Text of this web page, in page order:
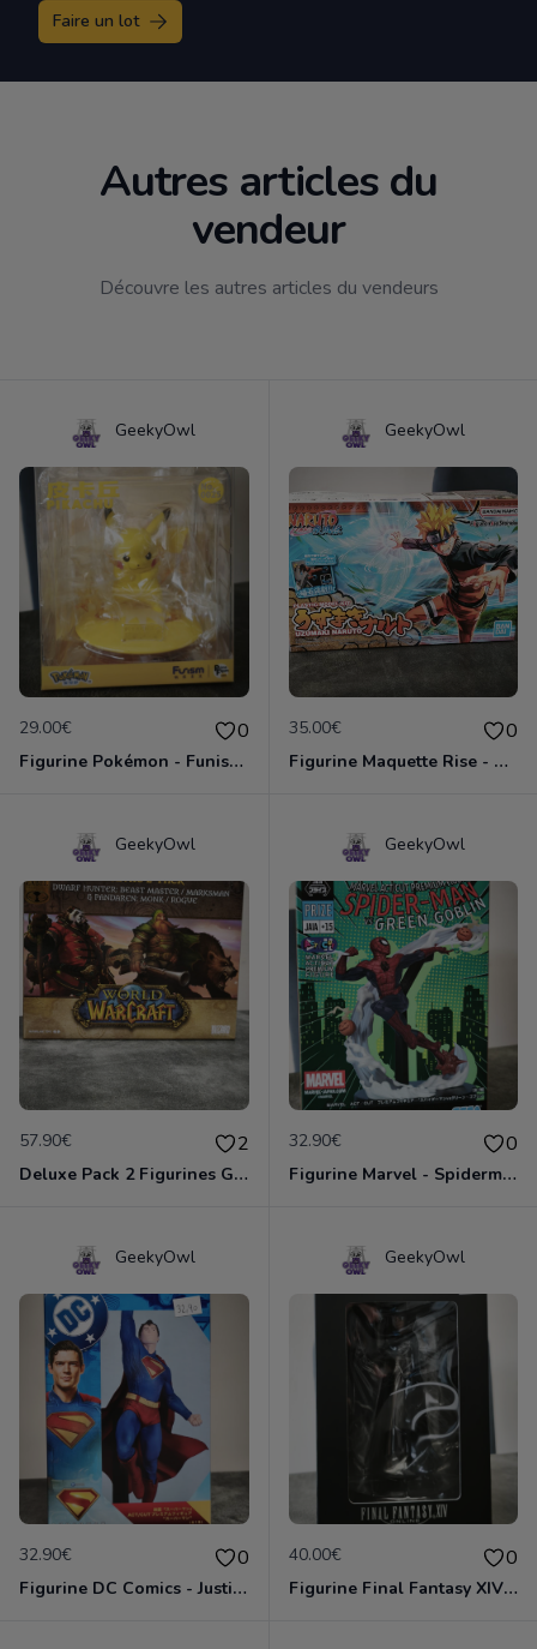
Faire un lot
Autres articles du
vendeur
Découvre les autres articles du vendeurs
GeekyOwl
29.00€ 0
Figurine Pokémon - Funism Prime - Pikachu
GeekyOwl
35.00€ 0
Figurine Maquette Rise - Naruto Uzumaki
GeekyOwl
57.90€ 2
Deluxe Pack 2 Figurines Gold Blizzard - World Of Warcraft - Pandaren Moine / Voleur et Nain Chasseur
GeekyOwl
32.90€ 0
Figurine Marvel - Spiderman ( vs Green Gobelin)
GeekyOwl
32.90€ 0
Figurine DC Comics - Justice League - Superman
GeekyOwl
40.00€ 0
Figurine Final Fantasy XIV - Hythlodaeus